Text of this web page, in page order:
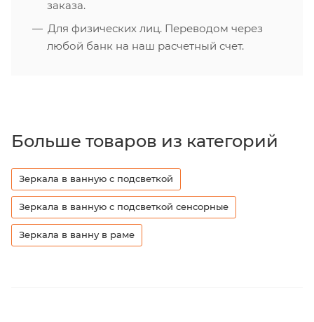
заказа.
Для физических лиц. Переводом через
любой банк на наш расчетный счет.
Больше товаров из категорий
Зеркала в ванную с подсветкой
Зеркала в ванную с подсветкой сенсорные
Зеркала в ванну в раме